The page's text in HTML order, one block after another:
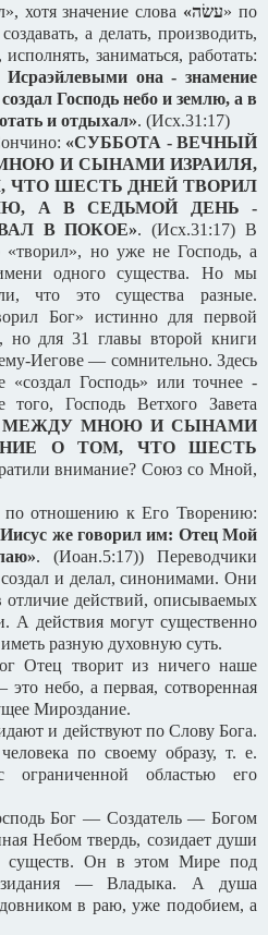
хотя значение слова «עשׂה» по
а делать, производить,
заниматься, работать:
она - знамение
Господь небо и землю, а в
и отдыхал». (Исх.31:17)
«СУББОТА - ВЕЧНЫЙ
И СЫНАМИ ИЗРАИЛЯ,
ШЕСТЬ ДНЕЙ ТВОРИЛ
А В СЕДЬМОЙ ДЕНЬ -
В ПОКОЕ». (Исх.31:17) В
«творил», но уже не Господь, а
одного существа. Но мы
что это существа разные.
Бог» истинно для первой
но для 31 главы второй книги
Иегове — сомнительно. Здесь
«создал Господь» или точнее -
Господь Ветхого Завета
МЕЖДУ МНОЮ И СЫНАМИ
О ТОМ, ЧТО ШЕСТЬ
внимание? Союз со Мной,
по отношению к Его Творению:
же говорил им: Отец Мой
. (Иоан.5:17)) Переводчики
и делал, синонимами. Они
отличие действий, описываемых
А действия могут существенно
иметь разную духовную суть.
Отец творит из ничего наше
небо, а первая, сотворенная
Мироздание.
и действуют по Слову Бога.
по своему образу, т. е.
областью его
Бог — Создатель — Богом
Небом твердь, созидает души
существ. Он в этом Мире под
— Владыка. А душа
в раю, уже подобием, а